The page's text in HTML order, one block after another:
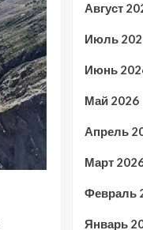
Август
Июль
Июнь
Май 2026
Апрель
Март
Февраль
Январь